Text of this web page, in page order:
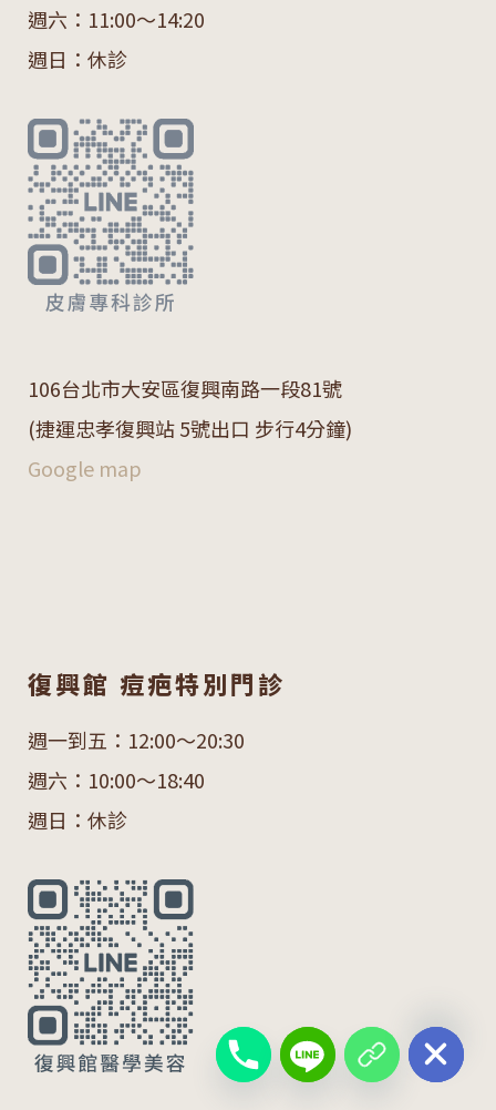
週六：11:00～14:20
週日：休診
106台北市大安區復興南路一段81號
(捷運忠孝復興站 5號出口 步行4分鐘)
Google map
復興館 痘疤特別門診
週一到五：12:00～20:30
週六：10:00～18:40
週日：休診